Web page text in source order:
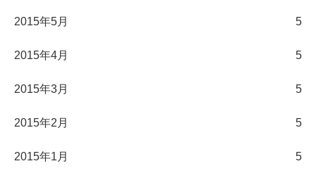
2015年5月 5
2015年4月 5
2015年3月 5
2015年2月 5
2015年1月 5